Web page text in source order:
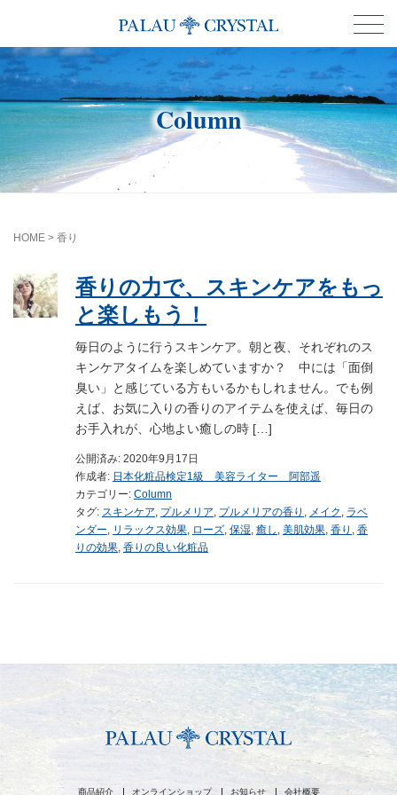
Column
HOME > 香り
香りの力で、スキンケアをもっ
と楽しもう！
毎日のように行うスキンケア。朝と夜、それぞれのス
キンケアタイムを楽しめていますか？ 中には「面倒
臭い」と感じている方もいるかもしれません。でも例
えば、お気に入りの香りのアイテムを使えば、毎日の
お手入れが、心地よい癒しの時 […]
公開済み: 2020年9月17日
作成者: 日本化粧品検定1級 美容ライター 阿部遥
カテゴリー: Column
タグ: スキンケア プルメリア プルメリアの香り メイク
ラベ
ンダー
リラックス効果 ローズ 保湿 癒し 美肌効果 香り
香
りの効果 香りの良い化粧品
商品紹介 オンラインショップ お知らせ 会社概要